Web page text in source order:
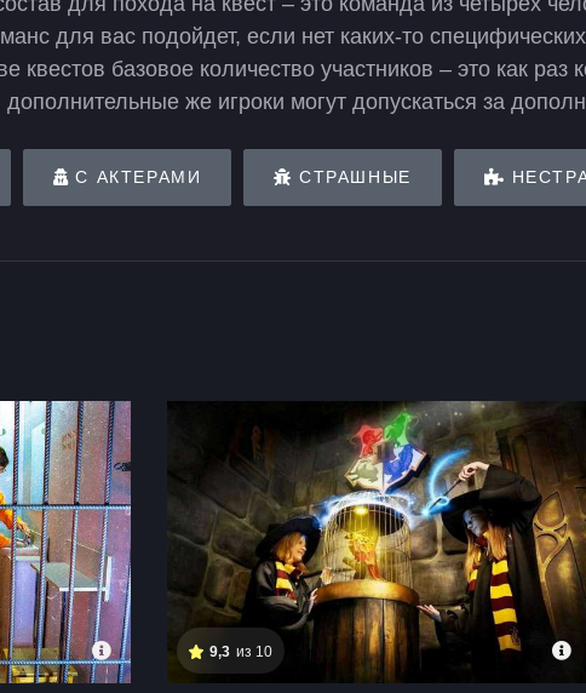
для вас подойдет, если нет каких-то
квестов базовое количество участников – это как раз
дополнительные же игроки могут допускаться за
С АКТЕРАМИ СТРАШНЫЕ
9,3 из 10